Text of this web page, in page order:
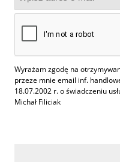
Wyrażam zgodę na
przeze mnie email inf.
18.07.2002 r. o świadczeniu
Michał Filiciak